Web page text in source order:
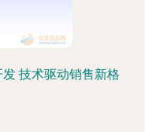
技术驱动销售新格